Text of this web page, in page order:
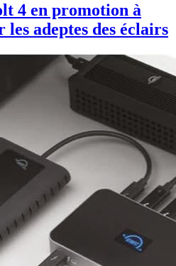
4 en promotion à
adeptes des éclairs